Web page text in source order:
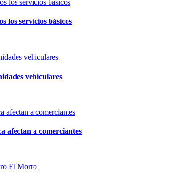
los servicios básicos
vehiculares
afectan a comerciantes